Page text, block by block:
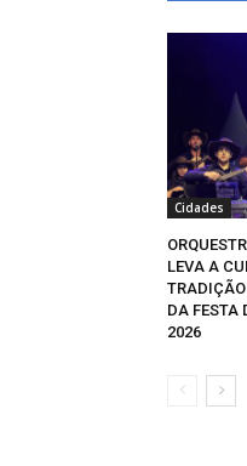
Cidades
LEVA A
DA FESTA
2026